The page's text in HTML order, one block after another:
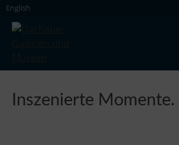
Skip
content
English
Inszenierte